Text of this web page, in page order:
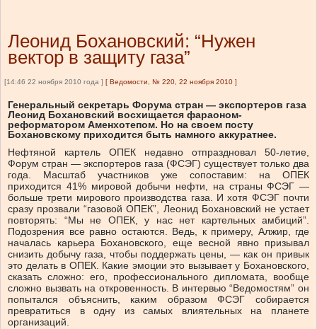
Леонид Бохановский: “Нужен
вектор в защиту газа”
[14:46 22 ноября 2010 года ] [ Ведомости, № 220, 22 ноября 2010 ]
Генеральный секретарь Форума стран — экспортеров газа
Леонид Бохановский восхищается фараоном-
реформатором Аменхотепом. Но на своем посту
Бохановскому приходится быть намного аккуратнее.
Нефтяной картель ОПЕК недавно отпраздновал 50-летие,
Форум стран — экспортеров газа (ФСЭГ) существует только два
года. Масштаб участников уже сопоставим: на ОПЕК
приходится 41% мировой добычи нефти, на страны ФСЭГ —
больше трети мирового производства газа. И хотя ФСЭГ почти
сразу прозвали “газовой ОПЕК”, Леонид Бохановский не устает
повторять: “Мы не ОПЕК, у нас нет картельных амбиций”.
Подозрения все равно остаются. Ведь, к примеру, Алжир, где
началась карьера Бохановского, еще весной явно призывал
снизить добычу газа, чтобы поддержать цены, — как он привык
это делать в ОПЕК. Какие эмоции это вызывает у Бохановского,
сказать сложно: его, профессионального дипломата, вообще
сложно вызвать на откровенность. В интервью “Ведомостям” он
попытался объяснить, каким образом ФСЭГ собирается
превратиться в одну из самых влиятельных на планете
организаций.